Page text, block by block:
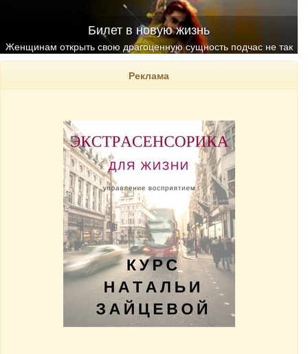
Билет в новую жизнь
Женщинам открыть свою драгоценную сущность подчас не так
легко
Реклама